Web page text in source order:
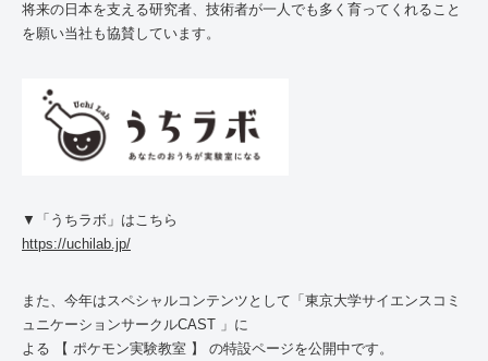
将来の日本を支える研究者、技術者が一人でも多く育ってくれること
を願い当社も協賛しています。
▼「うちラボ」はこちら
https://uchilab.jp/
また、今年はスペシャルコンテンツとして「東京大学サイエンスコミ
ュニケーションサークルCAST 」に
よる 【 ポケモン実験教室 】 の特設ページを公開中です。